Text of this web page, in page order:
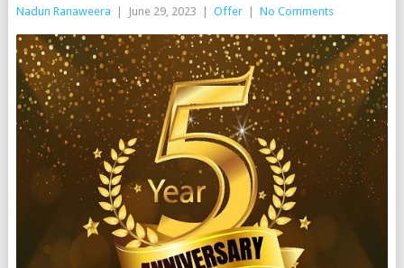
Nadun Ranaweera June 29, 2023 Offer No Comments